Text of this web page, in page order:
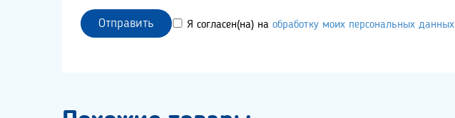
Отправить Я согласен(на) на обработку моих персональных данных